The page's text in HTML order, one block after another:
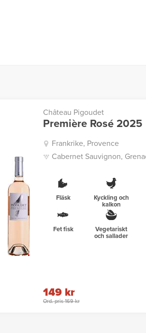
Château Pigoudet
Première Rosé 2025
Frankrike, Provence
Cabernet Sauvignon,
Fläsk
Kyckling och
kalkon
Fet fisk Vegetariskt
och sallader
Ord. pris 169 kr
149 kr